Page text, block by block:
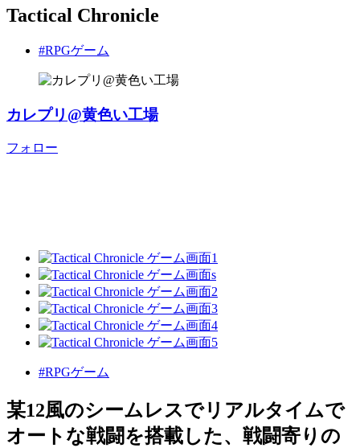
Tactical Chronicle
#RPGゲーム
カレプリ@黄色い工場
フォロー
#RPGゲーム
某12風のシームレスでリアルタイムで
オートな戦闘を搭載した、戦闘寄りの